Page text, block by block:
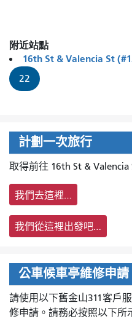
附近站點
16th St & Valencia St
22
計劃一次旅行
取得前往 16th St & Valencia
我們去這裡…
我們從這裡出發吧…
公車候車亭維修申請
請使用以下舊金山311客戶
修申請。請務必按照以下所